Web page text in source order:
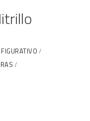
FIGURATIVO